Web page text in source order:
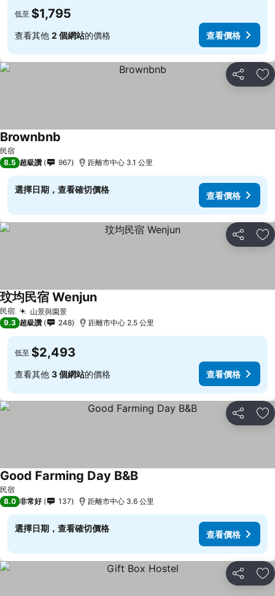
低至 $1,795
查看其他 2 個網站的價格 查看價格
分享 加
民宿
Brownbnb
8.5 超級讚 967 距離市中心 3.1 公里
選擇日期，查看確切價格
查看價格
分享 加
民宿 山景與園景查看價格
玟均民宿 Wenjun查看價格
9.3 超級讚 248 距離市中心 2.5 公里
低至 $2,493
查看其他 3 個網站的價格 查看價格
分享 加
民宿
Good Farming Day B&B查看價格
8.0 非常好 137 距離市中心 3.6 公里
選擇日期，查看確切價格
查看價格
分享 加